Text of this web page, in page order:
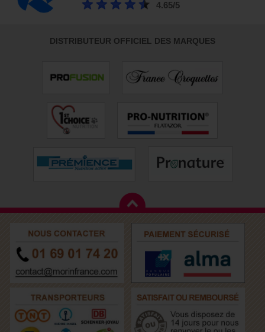
4.65/5
DISTRIBUTEUR OFFICIEL DES MARQUES